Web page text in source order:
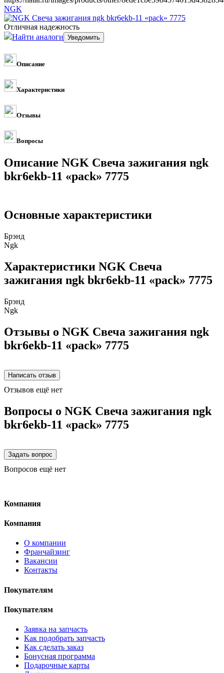
NGK
Отличная надежность
Найти аналоги
Описание
Характеристики
Отзывы
Вопросы
Описание NGK Свеча зажигания ngk
bkr6ekb-11 «pack» 7775
Основные характеристики
Брэнд
Ngk
Характеристики NGK Свеча
зажигания ngk bkr6ekb-11 «pack» 7775
Брэнд
Ngk
Отзывы о NGK Свеча зажигания ngk
bkr6ekb-11 «pack» 7775
Отзывов ещё нет
Вопросы о NGK Свеча зажигания ngk
bkr6ekb-11 «pack» 7775
Вопросов ещё нет
Компания
Компания
О компании
Франчайзинг
Вакансии
Контакты
Покупателям
Покупателям
Заявка на запчасть
Как подобрать запчасть
Как сделать заказ
Бонусная программа
Подарочные карты